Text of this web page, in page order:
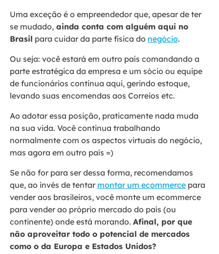
Uma exceção é o empreendedor que, apesar de ter
se mudado, ainda conta com alguém aqui no
Brasil para cuidar da parte física do negócio.
Ou seja: você estará em outro país comandando a
parte estratégica da empresa e um sócio ou equipe
de funcionários continua aqui, gerindo estoque,
levando suas encomendas aos Correios etc.
Ao adotar essa posição, praticamente nada muda
na sua vida. Você continua trabalhando
normalmente com os aspectos virtuais do negócio,
mas agora em outro país =)
Se não for para ser dessa forma, recomendamos
que, ao invés de tentar montar um ecommerce para
vender aos brasileiros, você monte um ecommerce
para vender ao próprio mercado do país (ou
continente) onde está morando. Afinal, por que
não aproveitar todo o potencial de mercados
como o da Europa e Estados Unidos?